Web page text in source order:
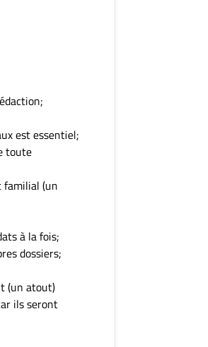
est essentiel;
toute
familial (un
à la fois;
dossiers;
(un atout)
ils seront